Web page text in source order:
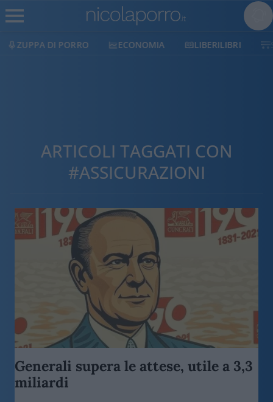
ECONOMIA LIBERILIBRI SHOP SOSTIENICI
ARTICOLI TAGGATI CON
#ASSICURAZIONI
Generali supera le attese, utile a 3,3
miliardi